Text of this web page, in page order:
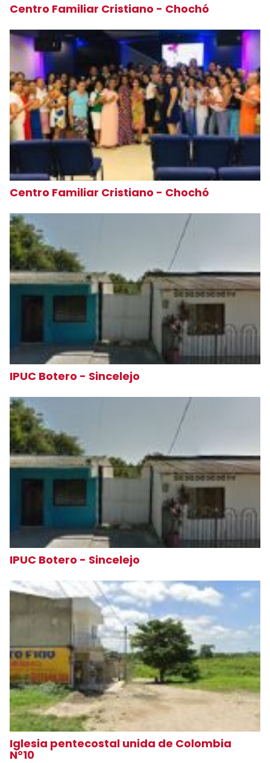
Centro Familiar Cristiano - Chochó
Centro Familiar Cristiano - Chochó
IPUC Botero - Sincelejo
IPUC Botero - Sincelejo
Iglesia pentecostal unida de Colombia
N°10